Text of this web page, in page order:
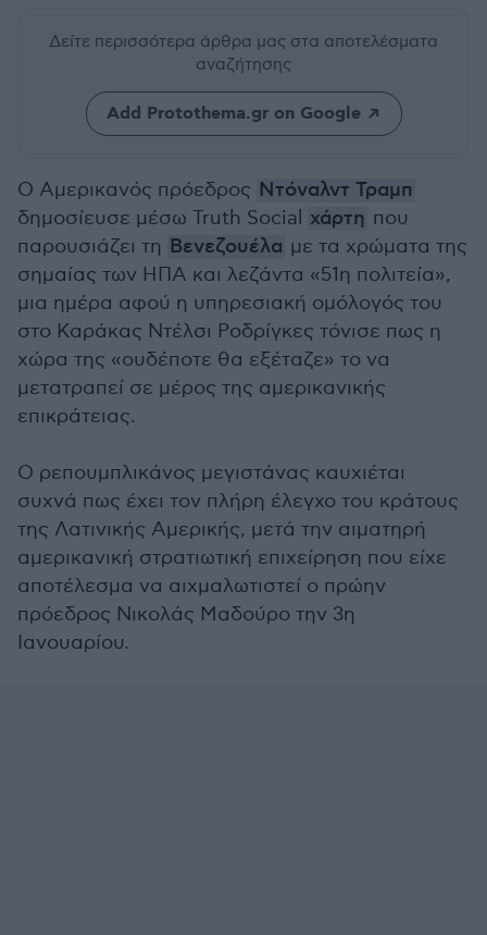
Δείτε περισσότερα άρθρα μας στα αποτελέσματα
αναζήτησης
Add Protothema.gr on Google
Ο Αμερικανός πρόεδρος Ντόναλντ Τραμπ
δημοσίευσε μέσω Truth Social χάρτη που
παρουσιάζει τη Βενεζουέλα με τα χρώματα της
σημαίας των ΗΠΑ και λεζάντα «51η πολιτεία»,
μια ημέρα αφού η υπηρεσιακή ομόλογός του
στο Καράκας Ντέλσι Ροδρίγκες τόνισε πως η
χώρα της «ουδέποτε θα εξέταζε» το να
μετατραπεί σε μέρος της αμερικανικής
επικράτειας.
Ο ρεπουμπλικάνος μεγιστάνας καυχιέται
συχνά πως έχει τον πλήρη έλεγχο του κράτους
της Λατινικής Αμερικής, μετά την αιματηρή
αμερικανική στρατιωτική επιχείρηση που είχε
αποτέλεσμα να αιχμαλωτιστεί ο πρώην
πρόεδρος Νικολάς Μαδούρο την 3η
Ιανουαρίου.